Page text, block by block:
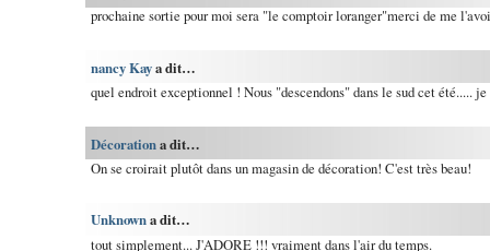
prochaine sortie pour moi sera "le comptoir loranger"merci de me
nancy Kaya dit…
quel endroit exceptionnel ! Nous "descendons" dans le sud cet été.....
Décorationa dit…
On se croirait plutôt dans un magasin de décoration! C'est très beau!
Unknowna dit…
tout simplement... J'ADORE !!! vraiment dans l'air du temps.